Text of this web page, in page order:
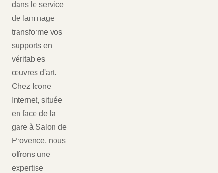
dans le service
de laminage
transforme vos
supports en
véritables
œuvres d'art.
Chez Icone
Internet, située
en face de la
gare à Salon de
Provence, nous
offrons une
expertise